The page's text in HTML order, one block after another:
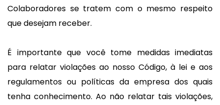
Colaboradores se tratem com o mesmo respeito
que desejam receber.
É importante que você tome medidas imediatas
para relatar violações ao nosso Código, à lei e aos
regulamentos ou políticas da empresa dos quais
tenha conhecimento. Ao não relatar tais violações,